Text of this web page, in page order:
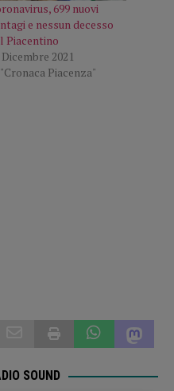
699 nuovi
e nessun decesso
Piacentino
Dicembre 2021
Piacenza"
SOUND